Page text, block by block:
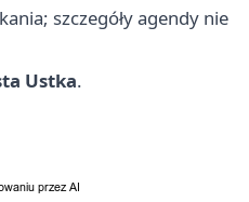
szczegóły agendy nie
Ustka.